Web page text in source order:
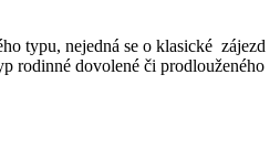
typu, nejedná se o klasické zájezd
rodinné dovolené či prodlouženého